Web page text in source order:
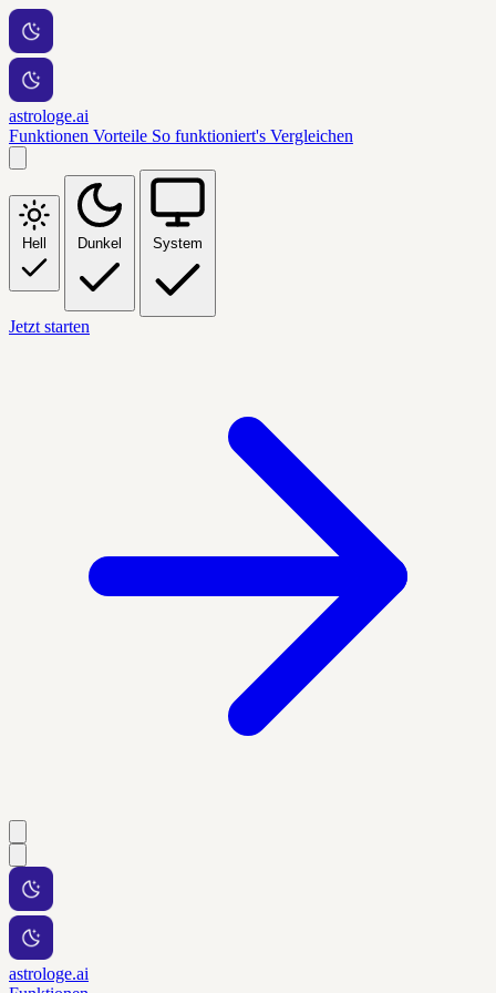
astrologe.ai
Funktionen Vorteile So funktioniert's Vergleichen
Hell Dunkel System
Jetzt starten
astrologe.ai